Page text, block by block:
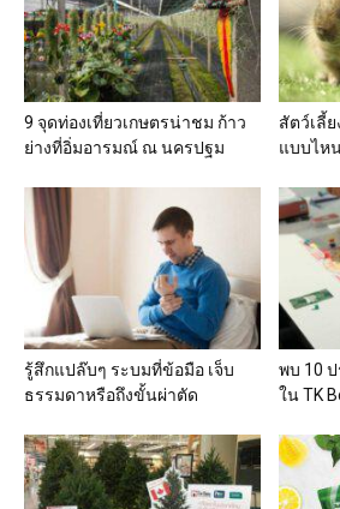
9 จุดท่องเที่ยวเกษตรน่าชม ก้าว
ย่างที่อิ่มอารมณ์ ณ นครปฐม
สัตว์เลี้
แบบไห
รู้สึกแปล๊บๆ ระบมที่ข้อมือ เจ็บ
ธรรมดาหรือถึงขั้นผ่าตัด
พบ 10
ใน TK